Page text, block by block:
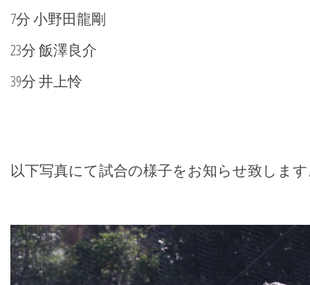
7分 小野田龍剛
23分 飯澤良介
39分 井上怜
以下写真にて試合の様子をお知らせ致しま